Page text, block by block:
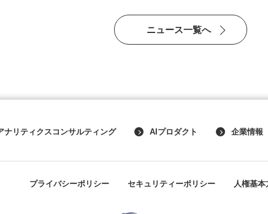
ニュース一覧へ
ナリティクスコンサルティング AIプロダクト 企業情報
プライバシーポリシー セキュリティーポリシー 人権基本